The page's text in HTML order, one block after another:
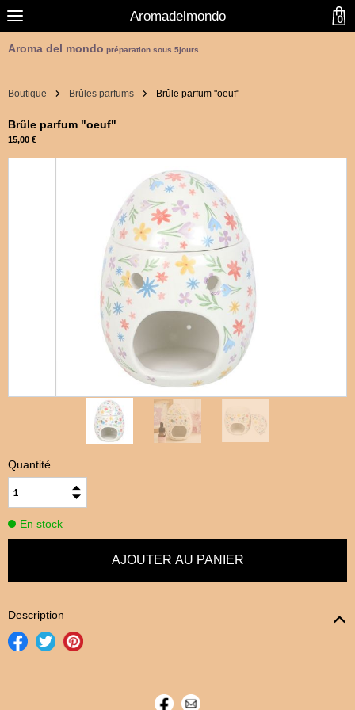
Aromadelmondo
Aroma del mondo préparation sous 5jours
Boutique Brûles parfums Brûle parfum "oeuf"
Brûle parfum "oeuf"
15,00 €
Quantité
En stock
Description
0